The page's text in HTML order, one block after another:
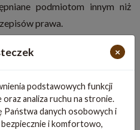
×
podstawowych funkcji
analiza ruchu na stronie.
danych osobowych i
bezpiecznie i komfortowo,
podmiotom innym niż
prawa.
osobowym zapewnić środki
organizacyjnej ochrony przed
umyślnym zniszczeniem,